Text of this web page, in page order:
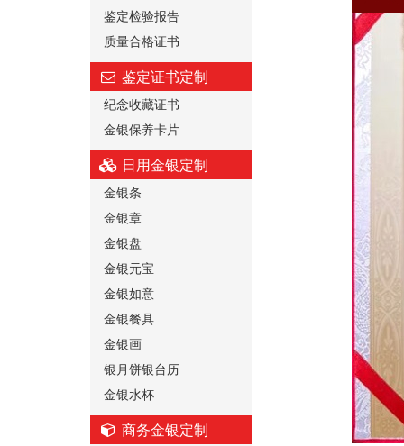
鉴定检验报告
质量合格证书
鉴定证书定制
纪念收藏证书
金银保养卡片
日用金银定制
金银条
金银章
金银盘
金银元宝
金银如意
金银餐具
金银画
银月饼银台历
金银水杯
商务金银定制